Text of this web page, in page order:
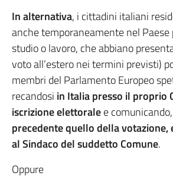
In alternativa, i cittadini italiani
anche temporaneamente nel
studio o lavoro, che abbiano
voto all’estero nei termini previsti)
membri del Parlamento Europeo
recandosi in Italia presso il proprio
iscrizione elettoralee comunicando,
precedente quello della votazione,
al Sindaco del suddetto Comune.
Oppure